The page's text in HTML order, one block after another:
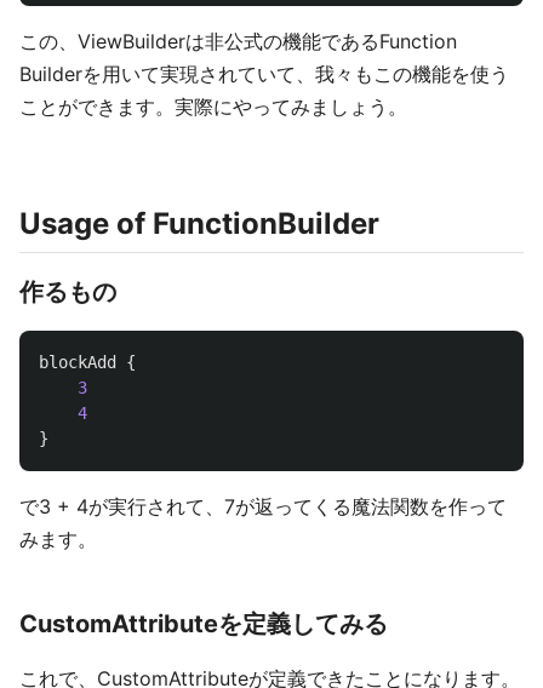
この、ViewBuilderは非公式の機能であるFunction
Builderを用いて実現されていて、我々もこの機能を使う
ことができます。実際にやってみましょう。
Usage of FunctionBuilder
作るもの
blockAdd
{
3
4
}
で3 + 4が実行されて、7が返ってくる魔法関数を作って
みます。
CustomAttributeを定義してみる
これで、CustomAttributeが定義できたことになります。